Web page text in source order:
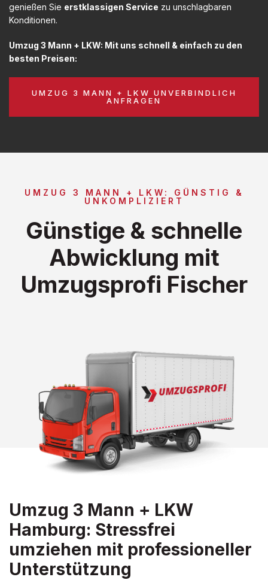
genießen Sie erstklassigen Service zu unschlagbaren
Konditionen.
Umzug 3 Mann + LKW: Mit uns schnell & einfach zu den
besten Preisen:
UMZUG 3 MANN + LKW UNVERBINDLICH
ANFRAGEN
UMZUG 3 MANN + LKW: GÜNSTIG &
UNKOMPLIZIERT
Günstige & schnelle
Abwicklung mit
Umzugsprofi Fischer
Umzug 3 Mann + LKW
Hamburg: Stressfrei
umziehen mit professioneller
Unterstützung